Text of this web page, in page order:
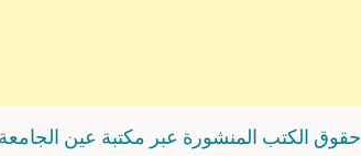
حقوق الكتب المنشورة عبر مكتبة عين